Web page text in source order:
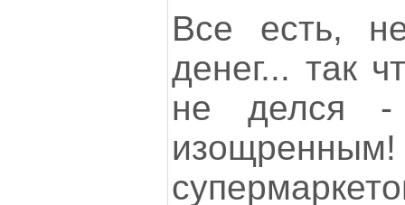
Все есть,
денег... так
не делся